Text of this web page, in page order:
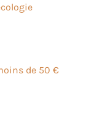
de 50 €